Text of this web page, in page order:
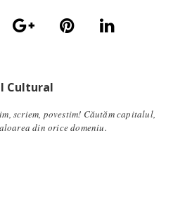
Cultural
scriem, povestim! Căutăm capitalul,
din orice domeniu.